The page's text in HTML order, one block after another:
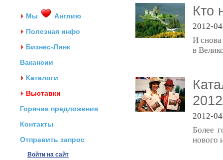
Мы
Англию
Полезная инфо
Бизнес-Линк
Вакансии
Каталоги
Выставки
Горячие предложения
Контакты
Отправить запрос
Войти на сайт
Кто
2012-
И
в
2012-
Более
нового